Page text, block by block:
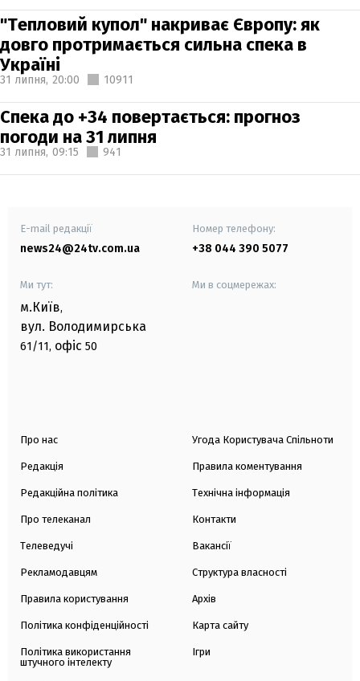
"Тепловий купол" накриває Європу: як
довго протримається сильна спека в
Україні
31 липня, 20:00 10911
Спека до +34 повертається: прогноз
погоди на 31 липня
31 липня, 09:15 941
E-mail редакції
news24@24tv.com.ua
Номер телефону:
+38 044 390 5077
Ми тут:
м.Київ,
вул. Володимирська
61/11, офіс 50
Ми в соцмережах:
Про нас
Редакція
Редакційна політика
Про телеканал
Телеведучі
Рекламодавцям
Правила користування
Політика конфіденційності
Політика використання
штучного інтелекту
Угода Користувача Спільноти
Правила коментування
Технічна інформація
Контакти
Вакансії
Структура власності
Архів
Карта сайту
Ігри